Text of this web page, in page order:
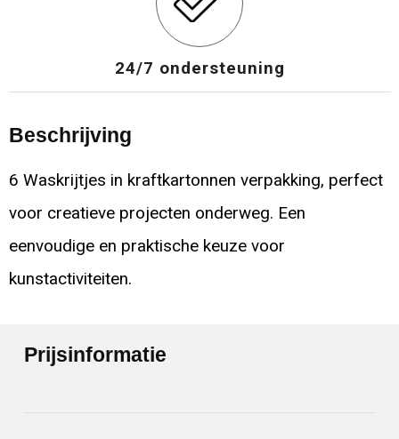
24/7 ondersteuning
Beschrijving
6 Waskrijtjes in kraftkartonnen verpakking, perfect
voor creatieve projecten onderweg. Een
eenvoudige en praktische keuze voor
kunstactiviteiten.
Prijsinformatie